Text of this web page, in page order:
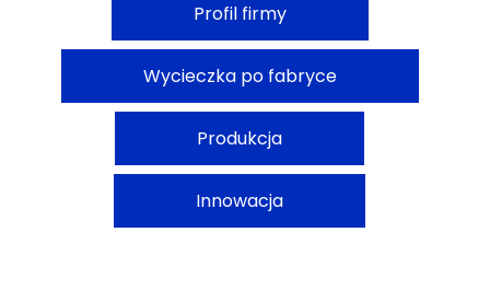
Profil firmy
Wycieczka po fabryce
Produkcja
Innowacja